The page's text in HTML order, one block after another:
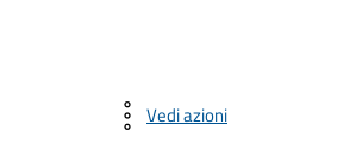
Vedi azioni